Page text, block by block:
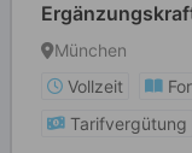
München
Vollzeit
Tarifvergütung